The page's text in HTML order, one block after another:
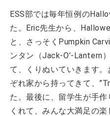
ESS部では毎年恒例の
た。Eric先生から、
と、さっそくPumpkin
ンタン（Jack-O’-Lantern
て、くりぬいていきます
ぞれ家から持ってきて、
た。最後に、留学生が手
くれて、みんな大満足の楽